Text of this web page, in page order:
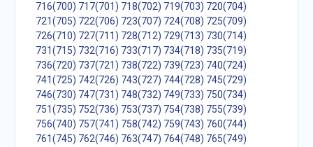
716(700) 717(701) 718(702) 719(703) 720(704)
721(705) 722(706) 723(707) 724(708) 725(709)
726(710) 727(711) 728(712) 729(713) 730(714)
731(715) 732(716) 733(717) 734(718) 735(719)
736(720) 737(721) 738(722) 739(723) 740(724)
741(725) 742(726) 743(727) 744(728) 745(729)
746(730) 747(731) 748(732) 749(733) 750(734)
751(735) 752(736) 753(737) 754(738) 755(739)
756(740) 757(741) 758(742) 759(743) 760(744)
761(745) 762(746) 763(747) 764(748) 765(749)